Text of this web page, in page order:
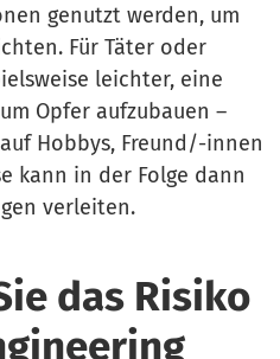
genutzt werden, um
Für Täter oder
leichter, eine
Opfer aufzubauen –
Hobbys, Freund/-innen
kann in der Folge dann
verleiten.
das Risiko